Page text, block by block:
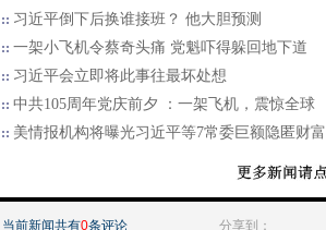
习近平倒下后换谁接班？ 他大胆预测
一架小飞机令蔡奇头痛 党魁吓得躲回地下道
习近平会立即将此事往最坏处想
中共105周年党庆前夕 ：一架飞机，震惊全球
美情报机构将曝光习近平等7常委巨额隐匿财富
当前新闻共有0条评论 分享到：